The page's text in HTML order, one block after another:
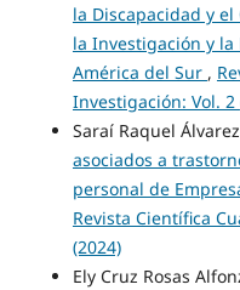
la Discapacidad y
la Investigación y la
América del Sur ,
Investigación: Vol. 2
Saraí Raquel
asociados a
personal de
Revista Científica
(2024)
Ely Cruz Rosas